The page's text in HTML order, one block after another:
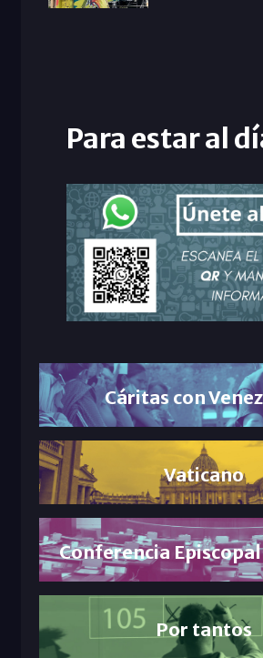
Para estar al
Cáritas con
Vaticano
Conferencia
Por tantos